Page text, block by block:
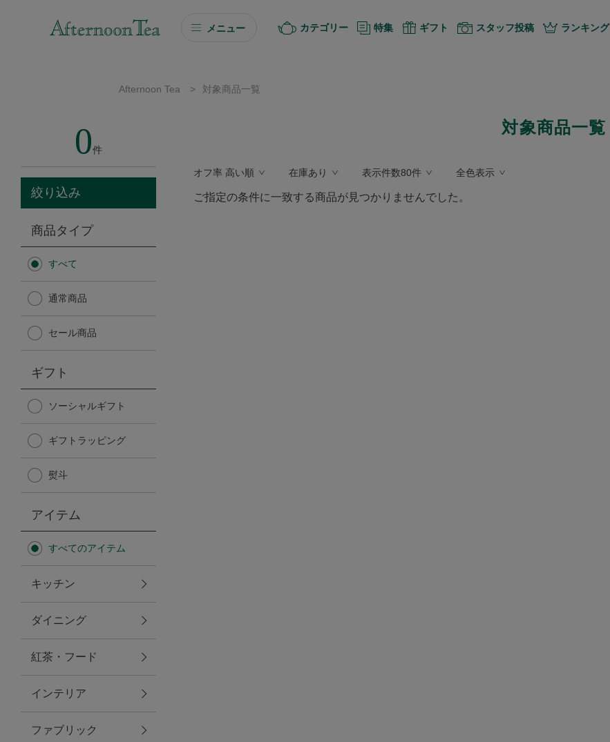
メニュー
ソーシャルギフト
カタログギフト
Afternoon Tea TEAROOM
Afternoon Tea TEAROOM
日傘
保冷バッグ
無重力シリーズ
トラベルグッズ
ランチ
バッグ
カテゴリー 特集 ギフト スタッフ投稿 ランキング
Afternoon Tea > 対象商品一覧
0件
絞り込み
商品タイプ
すべて
通常商品
セール商品
ギフト
ソーシャルギフト
ギフトラッピング
熨斗
アイテム
すべてのアイテム
キッチン
ダイニング
紅茶・フード
インテリア
ファブリック
対象商品一覧
オフ率 高い順 在庫あり 表示件数80件 全色表示
ご指定の条件に一致する商品が見つかりませんでした。